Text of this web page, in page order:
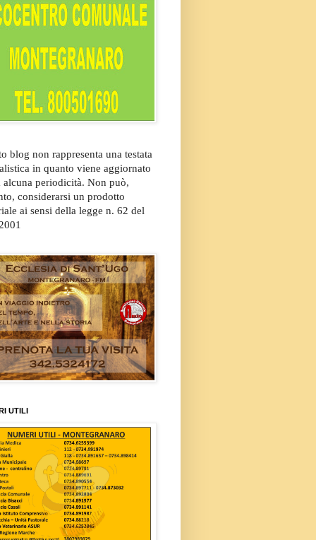
blog non rappresenta una testata
in quanto viene aggiornato
alcuna periodicità. Non può,
considerarsi un prodotto
ai sensi della legge n. 62 del
UTILI